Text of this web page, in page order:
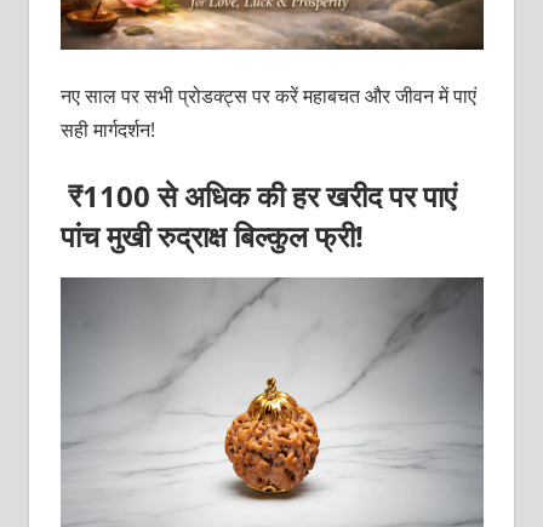
नए साल पर सभी प्रोडक्ट्स पर करें महाबचत और जीवन में पाएं
सही मार्गदर्शन!
₹1100 से अधिक की हर खरीद पर पाएं
पांच मुखी रुद्राक्षबिल्कुल फ्री!